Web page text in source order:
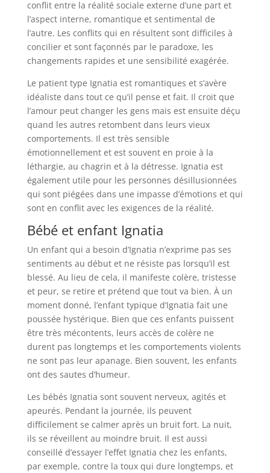
conflit entre la réalité sociale externe d’une part et
l’aspect interne, romantique et sentimental de
l’autre. Les conflits qui en résultent sont difficiles à
concilier et sont façonnés par le paradoxe, les
changements rapides et une sensibilité exagérée.
Le patient type Ignatia est romantiques et s’avère
idéaliste dans tout ce qu’il pense et fait. Il croit que
l’amour peut changer les gens mais est ensuite déçu
quand les autres retombent dans leurs vieux
comportements. Il est très sensible
émotionnellement et est souvent en proie à la
léthargie, au chagrin et à la détresse. Ignatia est
également utile pour les personnes désillusionnées
qui sont piégées dans une impasse d’émotions et qui
sont en conflit avec les exigences de la réalité.
Bébé et enfant Ignatia
Un enfant qui a besoin d’Ignatia n’exprime pas ses
sentiments au début et ne résiste pas lorsqu’il est
blessé. Au lieu de cela, il manifeste colère, tristesse
et peur, se retire et prétend que tout va bien. À un
moment donné, l’enfant typique d’Ignatia fait une
poussée hystérique. Bien que ces enfants puissent
être très mécontents, leurs accès de colère ne
durent pas longtemps et les comportements violents
ne sont pas leur apanage. Bien souvent, les enfants
ont des sautes d’humeur.
Les bébés Ignatia sont souvent nerveux, agités et
apeurés. Pendant la journée, ils peuvent
difficilement se calmer après un bruit fort. La nuit,
ils se réveillent au moindre bruit. Il est aussi
conseillé d’essayer l’effet Ignatia chez les enfants,
par exemple, contre la toux qui dure longtemps, et